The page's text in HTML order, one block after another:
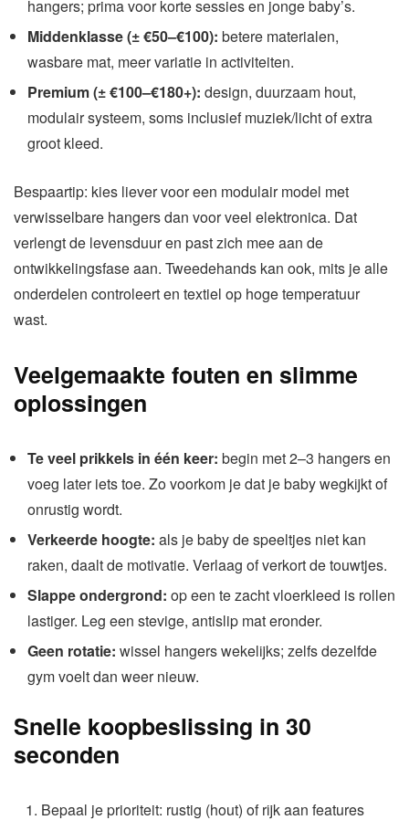
hangers; prima voor korte sessies en jonge baby’s.
Middenklasse (± €50–€100): betere materialen,
wasbare mat, meer variatie in activiteiten.
Premium (± €100–€180+): design, duurzaam hout,
modulair systeem, soms inclusief muziek/licht of extra
groot kleed.
Bespaartip: kies liever voor een modulair model met
verwisselbare hangers dan voor veel elektronica. Dat
verlengt de levensduur en past zich mee aan de
ontwikkelingsfase aan. Tweedehands kan ook, mits je alle
onderdelen controleert en textiel op hoge temperatuur
wast.
Veelgemaakte fouten en slimme
oplossingen
Te veel prikkels in één keer: begin met 2–3 hangers en
voeg later iets toe. Zo voorkom je dat je baby wegkijkt of
onrustig wordt.
Verkeerde hoogte: als je baby de speeltjes niet kan
raken, daalt de motivatie. Verlaag of verkort de touwtjes.
Slappe ondergrond: op een te zacht vloerkleed is rollen
lastiger. Leg een stevige, antislip mat eronder.
Geen rotatie: wissel hangers wekelijks; zelfs dezelfde
gym voelt dan weer nieuw.
Snelle koopbeslissing in 30
seconden
Bepaal je prioriteit: rustig (hout) of rijk aan features